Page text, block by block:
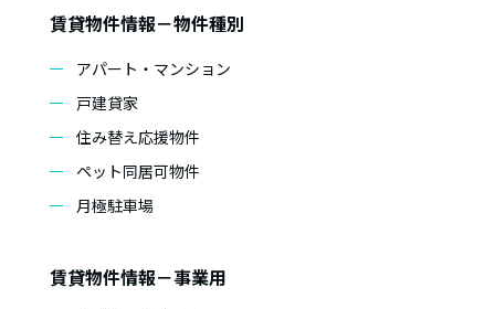
賃貸物件情報－物件種別
アパート・マンション
戸建貸家
住み替え応援物件
ペット同居可物件
月極駐車場
賃貸物件情報－事業用